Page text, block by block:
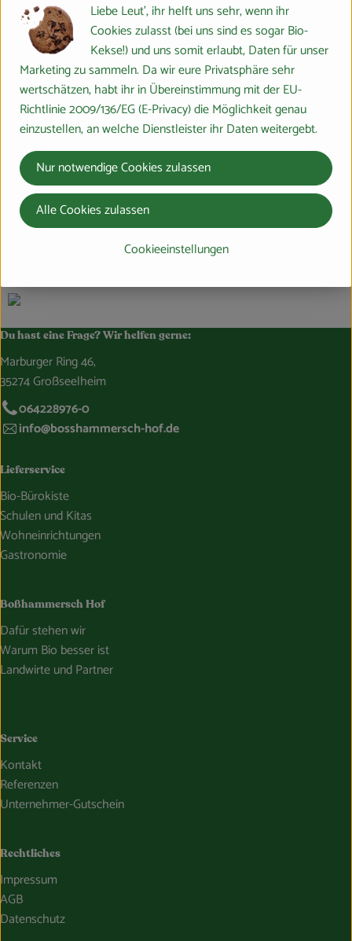
Zutaten
Produktdatenblatt
Herkunft
Hersteller: BioVisio
Du hast eine Frage? Wir helfen gerne:
Marburger Ring 46,
35274 Großseelheim
064228976-0
info@bosshammersch-hof.de
Lieferservice
Bio-Bürokiste
Schulen und Kitas
Wohneinrichtungen
Gastronomie
Boßhammersch Hof
Dafür stehen wir
Warum Bio besser ist
Landwirte und Partner
Service
Kontakt
Referenzen
Unternehmer-Gutschein
Rechtliches
Impressum
AGB
Datenschutz
Liebe Leut', ihr helft uns sehr, wenn ihr
Cookies zulasst (bei uns sind es sogar Bio-
Kekse!) und uns somit erlaubt, Daten für unser
Marketing zu sammeln. Da wir eure Privatsphäre sehr
wertschätzen, habt ihr in Übereinstimmung mit der EU-
Richtlinie 2009/136/EG (E-Privacy) die Möglichkeit genau
einzustellen, an welche Dienstleister ihr Daten weitergebt.
Cookieeinstellungen
Nur notwendige Cookies zulassen
Alle Cookies zulassen